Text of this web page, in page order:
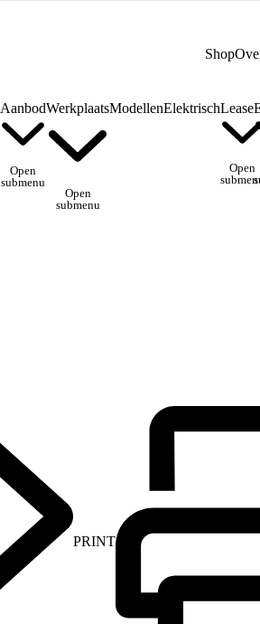
Shop
Aanbod
Open
submenu
Werkplaats
Open
submenu
ModellenElektrischLease
Open
PRINT